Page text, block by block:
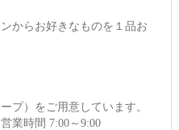
からお好きなものを１品お
プ）をご用意しています。
時間 7:00～9:00